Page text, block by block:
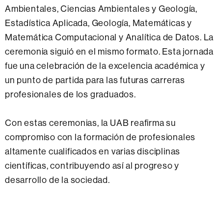
Ambientales, Ciencias Ambientales y Geología,
Estadística Aplicada, Geología, Matemáticas y
Matemática Computacional y Analítica de Datos. La
ceremonia siguió en el mismo formato. Esta jornada
fue una celebración de la excelencia académica y
un punto de partida para las futuras carreras
profesionales de los graduados.
Con estas ceremonias, la UAB reafirma su
compromiso con la formación de profesionales
altamente cualificados en varias disciplinas
científicas, contribuyendo así al progreso y
desarrollo de la sociedad.